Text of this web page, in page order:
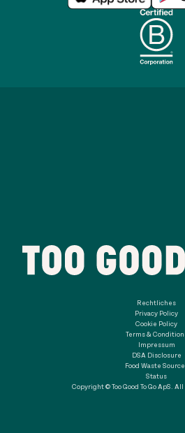
Rechtliches
Privacy Policy
Cookie Policy
Terms &
Impressum
DSA Disclosure
Food Waste
Status
Copyright © Too Good To Go ApS.